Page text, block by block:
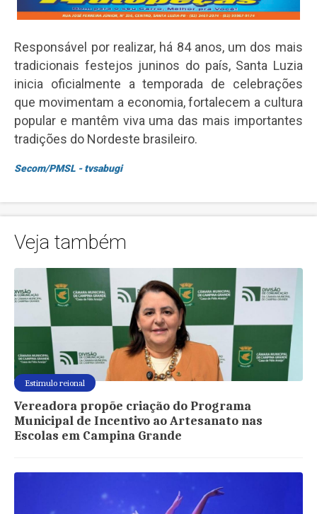
Responsável por realizar, há 84 anos, um dos mais
tradicionais festejos juninos do país, Santa Luzia
inicia oficialmente a temporada de celebrações
que movimentam a economia, fortalecem a cultura
popular e mantêm viva uma das mais importantes
tradições do Nordeste brasileiro.
Secom/PMSL - tvsabugi
Veja também
Estimulo reional
Vereadora propõe criação do Programa
Municipal de Incentivo ao Artesanato nas
Escolas em Campina Grande